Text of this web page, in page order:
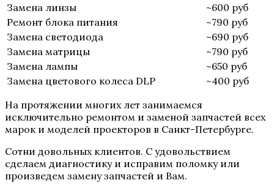
Замена линзы
~600 руб
Ремонт блока питания
~790 руб
Замена светодиода
~690 руб
Замена матрицы
~790 руб
Замена лампы
~650 руб
Замена цветового колеса DLP
~400 руб
На протяжении многих лет занимаемся
исключительно ремонтом и заменой запчастей всех
марок и моделей проекторов в Санкт-Петербурге.
Сотни довольных клиентов. С удовольствием
сделаем диагностику и исправим поломку или
произведем замену запчастей и Вам.